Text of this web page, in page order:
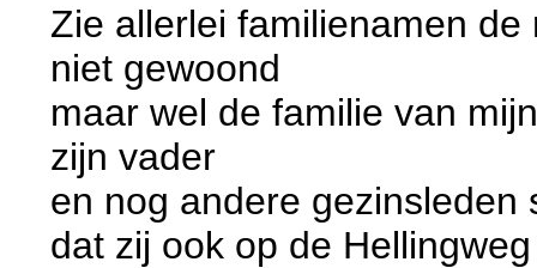
Zie allerlei familienamen
niet gewoond
maar wel de familie van
zijn vader
en nog andere
dat zij ook op de